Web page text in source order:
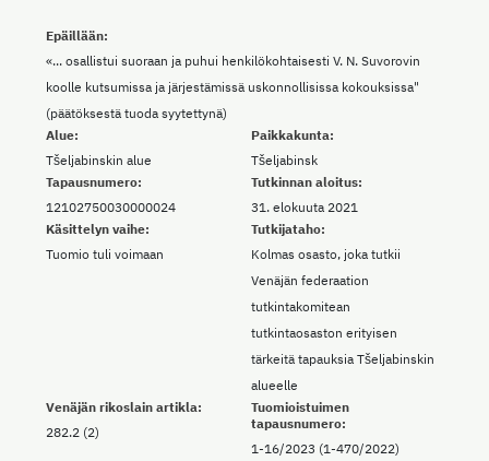
Alue:
Tšeljabinskin alue
Paikkakunta:
Tšeljabinsk
Epäillään:
«... osallistui suoraan ja puhui henkilökohtaisesti V. N. Suvorovin
koolle kutsumissa ja järjestämissä uskonnollisissa kokouksissa"
(päätöksestä tuoda syytettynä)
Tapausnumero:
12102750030000024
Tutkinnan aloitus:
31. elokuuta 2021
Käsittelyn vaihe:
Tuomio tuli voimaan
Tutkijataho:
Kolmas osasto, joka tutkii
Venäjän federaation
tutkintakomitean
tutkintaosaston erityisen
tärkeitä tapauksia Tšeljabinskin
alueelle
Venäjän rikoslain artikla:
282.2 (2)
Tuomioistuimen
tapausnumero:
1-16/2023 (1-470/2022)